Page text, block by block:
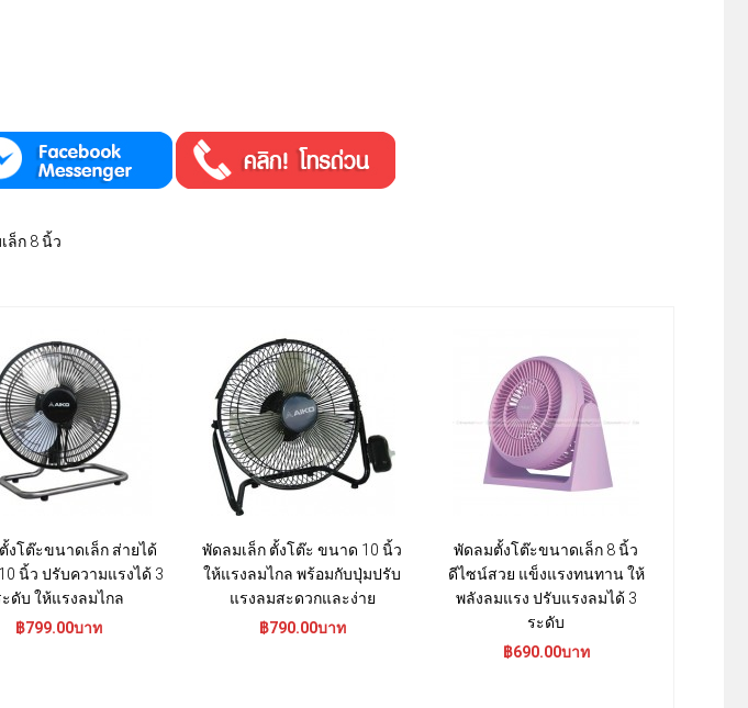
ล็ก 8 นิ้ว
งโต๊ะขนาดเล็ก ส่ายได้
นิ้ว ปรับความแรงได้ 3
ดับ ให้แรงลมไกล
฿799.00บาท
พัดลมเล็ก ตั้งโต๊ะ ขนาด 10 นิ้ว
ให้แรงลมไกล พร้อมกับปุ่มปรับ
แรงลมสะดวกและง่าย
฿790.00บาท
พัดลมตั้งโต๊ะขนาดเล็ก 8 นิ้ว
ดีไซน์สวย แข็งแรงทนทาน ให้
พลังลมแรง ปรับแรงลมได้ 3
ระดับ
฿690.00บาท